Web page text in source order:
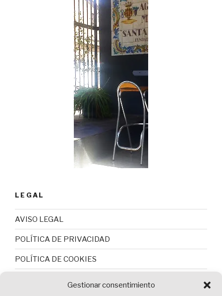
Gestionar consentimiento
LEGAL
AVISO LEGAL
POLÍTICA DE PRIVACIDAD
POLÍTICA DE COOKIES